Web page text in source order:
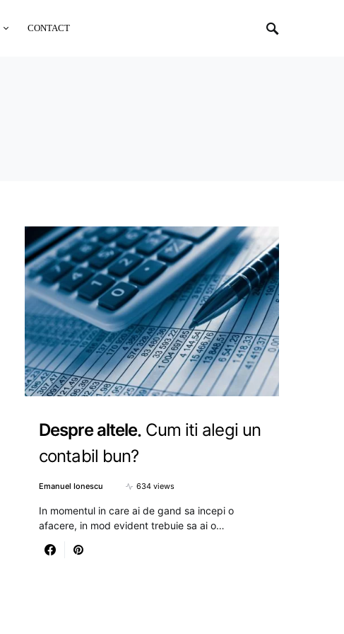
CONTACT
Despre altele Cum iti alegi un
contabil bun?
Emanuel Ionescu 634 views
In momentul in care ai de gand sa incepi o
afacere, in mod evident trebuie sa ai o…